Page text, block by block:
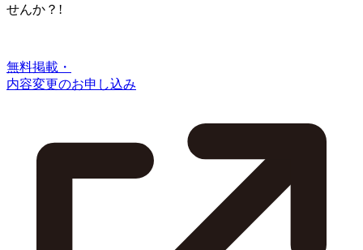
せんか？!
無料掲載・
内容変更のお申し込み